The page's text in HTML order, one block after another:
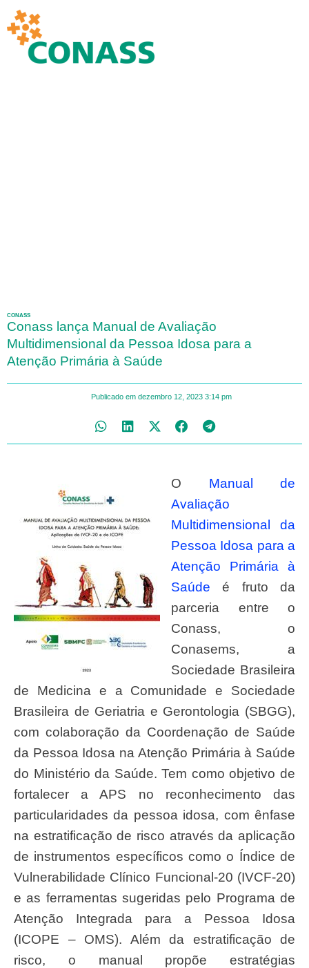
CONASS
Conass lança Manual de Avaliação
Multidimensional da Pessoa Idosa para a
Atenção Primária à Saúde
Publicado em dezembro 12, 2023 3:14 pm
O Manual de
Avaliação
Multidimensional da
Pessoa Idosa para a
Atenção Primária à
Saúde é fruto da
parceria entre o
Conass, o
Conasems, a
Sociedade Brasileira
de Medicina e a Comunidade e Sociedade
Brasileira de Geriatria e Gerontologia (SBGG),
com colaboração da Coordenação de Saúde
da Pessoa Idosa na Atenção Primária à Saúde
do Ministério da Saúde. Tem como objetivo de
fortalecer a APS no reconhecimento das
particularidades da pessoa idosa, com ênfase
na estratificação de risco através da aplicação
de instrumentos específicos como o Índice de
Vulnerabilidade Clínico Funcional-20 (IVCF-20)
e as ferramentas sugeridas pelo Programa de
Atenção Integrada para a Pessoa Idosa
(ICOPE – OMS). Além da estratificação de
risco, o manual propõe estratégias